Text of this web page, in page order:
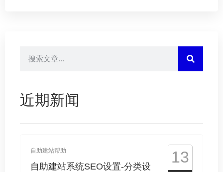
近期新闻
四川地区备案规则
自助建站帮助
自助建站系统SEO设置-分类设
13